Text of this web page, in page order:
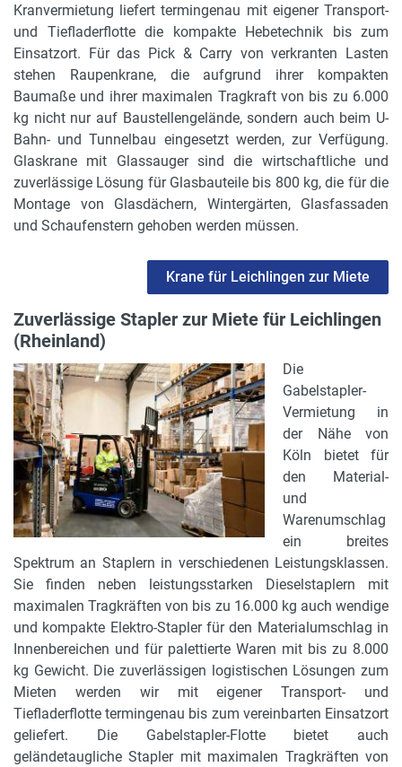
Kranvermietung liefert termingenau mit eigener Transport-
und Tiefladerflotte die kompakte Hebetechnik bis zum
Einsatzort. Für das Pick & Carry von verkranten Lasten
stehen Raupenkrane, die aufgrund ihrer kompakten
Baumaße und ihrer maximalen Tragkraft von bis zu 6.000
kg nicht nur auf Baustellengelände, sondern auch beim U-
Bahn- und Tunnelbau eingesetzt werden, zur Verfügung.
Glaskrane mit Glassauger sind die wirtschaftliche und
zuverlässige Lösung für Glasbauteile bis 800 kg, die für die
Montage von Glasdächern, Wintergärten, Glasfassaden
und Schaufenstern gehoben werden müssen.
Krane für Leichlingen zur Miete
Zuverlässige Stapler zur Miete für Leichlingen
(Rheinland)
Die
Gabelstapler-
Vermietung in
der Nähe von
Köln bietet für
den Material-
und
Warenumschlag
ein breites
Spektrum an Staplern in verschiedenen Leistungsklassen.
Sie finden neben leistungsstarken Dieselstaplern mit
maximalen Tragkräften von bis zu 16.000 kg auch wendige
und kompakte Elektro-Stapler für den Materialumschlag in
Innenbereichen und für palettierte Waren mit bis zu 8.000
kg Gewicht. Die zuverlässigen logistischen Lösungen zum
Mieten werden wir mit eigener Transport- und
Tiefladerflotte termingenau bis zum vereinbarten Einsatzort
geliefert. Die Gabelstapler-Flotte bietet auch
geländetaugliche Stapler mit maximalen Tragkräften von